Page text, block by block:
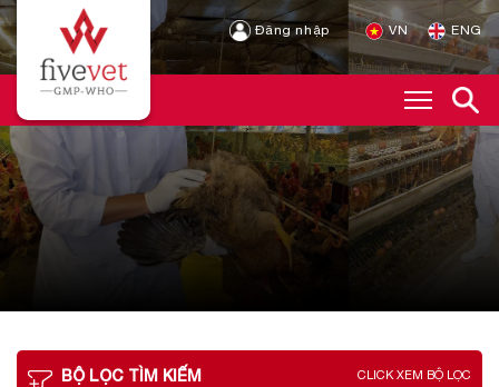
Đăng nhập VN ENG
BỘ LỌC TÌM KIẾM CLICK XEM BỘ LỌC